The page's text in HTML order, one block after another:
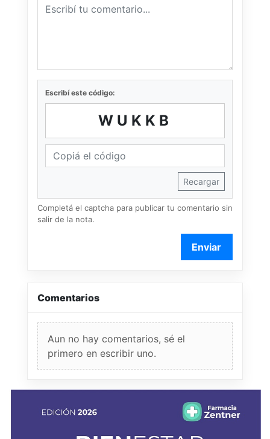
Escribí este código:
WUKKB
Recargar
Completá el captcha para publicar tu comentario sin
salir de la nota.
Enviar
Comentarios
Aun no hay comentarios, sé el
primero en escribir uno.